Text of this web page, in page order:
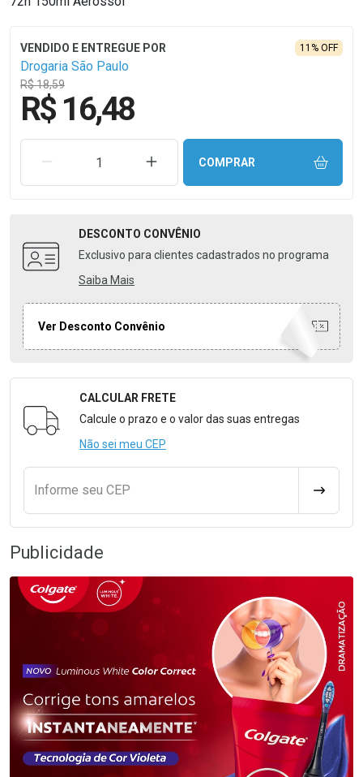
Drogaria São Paulo
R$ 18,59
11% OFF
R$ 16,48
REMOVER UMA UNIDADEAUMENTAR UMA UNIDADE
COMPRAR
DESCONTO CONVÊNIO
Exclusivo para clientes cadastrados no programa
Saiba Mais
Ver Desconto Convênio
Formulário para Calcular o Frete
CALCULAR FRETE
Calcule o prazo e o valor das suas entregas
Não sei meu CEP
Informe seu CEP
Publicidade